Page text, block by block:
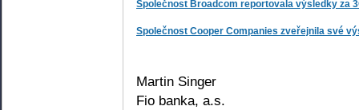
Společnost Broadcom reportovala výsledky za
Společnost Cooper Companies zveřejnila své
Martin Singer
Fio banka, a.s.